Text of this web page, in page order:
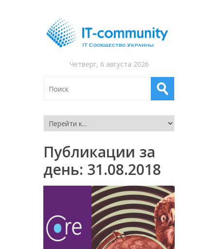
Четверг, 6 августа 2026
Публикации за
день: 31.08.2018